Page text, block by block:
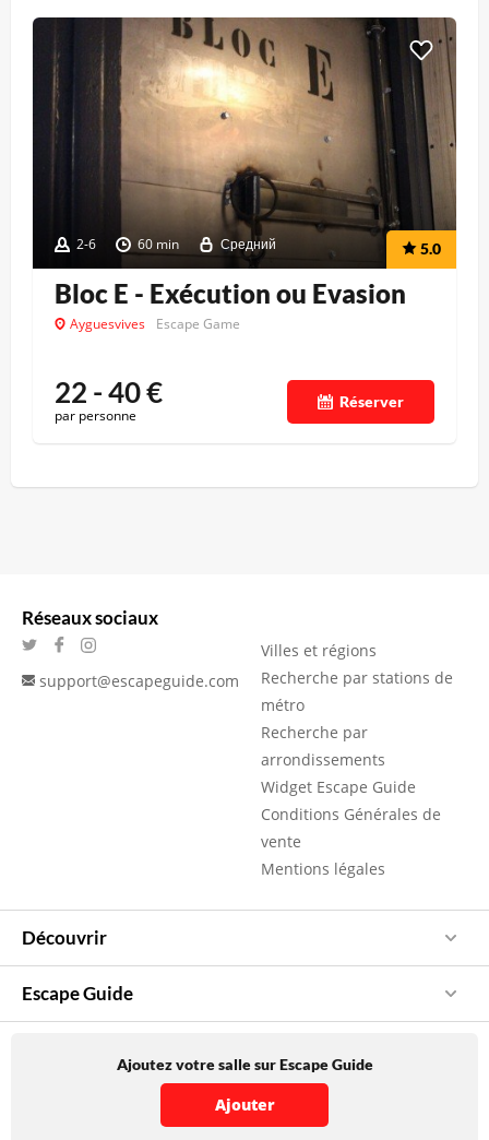
2-6 60 min Средний 5.0
Bloc E - Exécution ou Evasion
Ayguesvives Escape Game
22 - 40€
par personne
Réserver
Réseaux sociaux
support@escapeguide.com
Villes et régions
Recherche par stations de
métro
Recherche par
arrondissements
Widget Escape Guide
Conditions Générales de
vente
Mentions légales
Découvrir
Escape Guide
Ajoutez votre salle sur Escape Guide
Ajouter